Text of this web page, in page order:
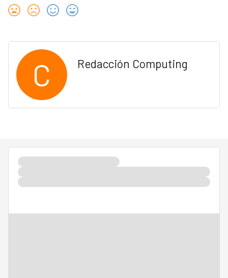
C Redacción Computing